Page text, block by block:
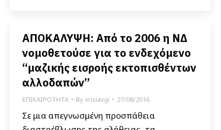
ΑΠΟΚΑΛΥΨΗ: Από το 2006 η ΝΔ
νομοθετούσε για το ενδεχόμενο
“μαζικής εισροής εκτοπισθέντων
αλλοδαπών”
ΕΠΙΚΑΙΡΟΤΗΤΑ Byxrisiavgi 27/08/2016
Σε μια απεγνωσμένη προσπάθεια